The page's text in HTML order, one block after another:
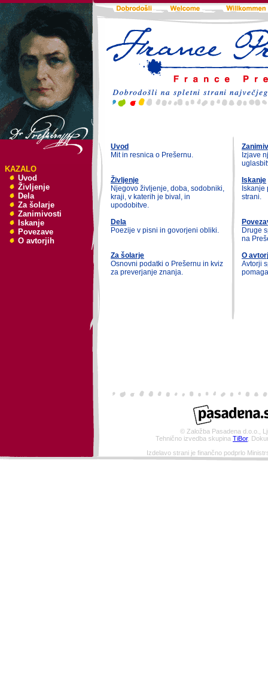
KAZALO
Uvod
Življenje
Dela
Za šolarje
Zanimivosti
Iskanje
Povezave
O avtorjih
Uvod
Mit in resnica o Prešernu.
Življenje
Njegovo življenje, doba, sodobniki,
kraji, v katerih je bival, in
upodobitve.
Dela
Poezije v pisni in govorjeni obliki.
Za šolarje
Osnovni podatki o Prešernu in kviz
za preverjanje znanja.
Izjave
Iskanje
strani.
Druge
na
O
Avtorji
© Založba Pasadena d.o.o.,
Tehnično izvedba skupina TiBor,
Izdelavo strani je finančno podprlo